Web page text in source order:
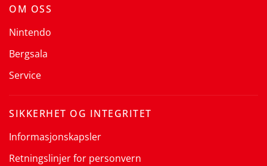
OM OSS
Nintendo
Bergsala
Service
SIKKERHET OG INTEGRITET
Informasjonskapsler
Retningslinjer for personvern